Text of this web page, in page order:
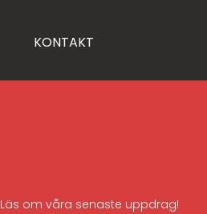
KONTAKT
Läs om våra senaste uppdrag!